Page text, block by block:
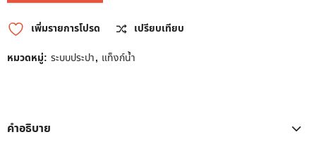
เพิ่มรายการโปรด
เปรียบเทียบ
หมวดหมู่: ระบบประปา, แท็งก์น้ำ
คำอธิบาย